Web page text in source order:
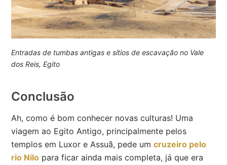
Entradas de tumbas antigas e sítios de escavação no Vale
dos Reis, Egito
Conclusão
Ah, como é bom conhecer novas culturas! Uma
viagem ao Egito Antigo, principalmente pelos
templos em Luxor e Assuã, pede umcruzeiro pelo
rio Nilo para ficar ainda mais completa, já que era